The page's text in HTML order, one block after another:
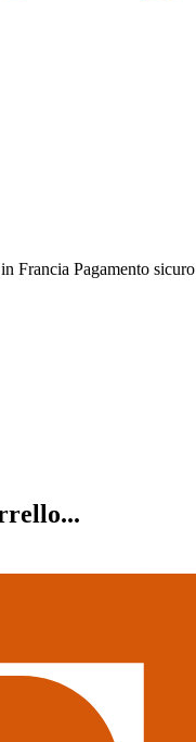
Francia Pagamento sicuro